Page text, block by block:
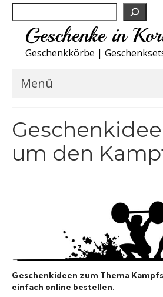
Geschenke in
Geschenkkörbe |
Menü
Küche A-Z
Wohnen
um den
Geschenkideen zum Thema
einfach online bestellen.